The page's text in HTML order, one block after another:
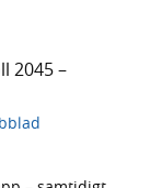
2045 –